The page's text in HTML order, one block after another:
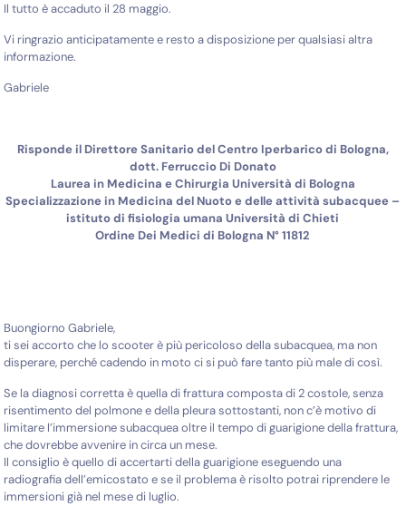
Il tutto è accaduto il 28 maggio.
Vi ringrazio anticipatamente e resto a disposizione per qualsiasi altra
informazione.
Gabriele
Risponde il Direttore Sanitario del Centro Iperbarico di Bologna,
dott. Ferruccio Di Donato
Laurea in Medicina e Chirurgia Università di Bologna
Specializzazione in Medicina del Nuoto e delle attività subacquee –
istituto di fisiologia umana Università di Chieti
Ordine Dei Medici di Bologna N° 11812
Buongiorno Gabriele,
ti sei accorto che lo scooter è più pericoloso della subacquea, ma non
disperare, perché cadendo in moto ci si può fare tanto più male di così.
Se la diagnosi corretta è quella di frattura composta di 2 costole, senza
risentimento del polmone e della pleura sottostanti, non c’è motivo di
limitare l’immersione subacquea oltre il tempo di guarigione della frattura,
che dovrebbe avvenire in circa un mese.
Il consiglio è quello di accertarti della guarigione eseguendo una
radiografia dell’emicostato e se il problema è risolto potrai riprendere le
immersioni già nel mese di luglio.